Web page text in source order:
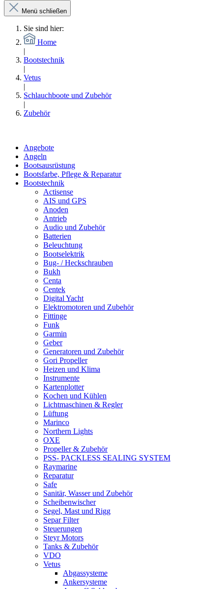
Menü schließen
Sie sind hier:
Home
|
Bootstechnik
|
Vetus
|
Schlauchboote und Zubehör
|
Zubehör
Angebote
Angeln
Bootsausrüstung
Bootsfarbe, Pflege & Reparatur
Bootstechnik
Actisense
AIS und GPS
Anoden
Antrieb
Audio und Zubehör
Batterien
Beleuchtung
Bootselektrik
Bug- / Heckschrauben
Bukh
Centa
Centek
Digital Yacht
Elektromotoren und Zubehör
Fittinge
Funk
Garmin
Geber
Generatoren und Zubehör
Gori Propeller
Heizen und Klima
Instrumente
Kartenplotter
Kochen und Kühlen
Lichtmaschinen & Regler
Lüftung
Marinco
Northern Lights
OXE
Propeller & Zubehör
PSS- PACKLESS SEALING SYSTEM
Raymarine
Reparatur
Safe
Sanitär, Wasser und Zubehör
Scheibenwischer
Segel, Mast und Rigg
Separ Filter
Steuerungen
Steyr Motors
Tanks & Zubehör
VDO
Vetus
Abgassysteme
Ankersysteme